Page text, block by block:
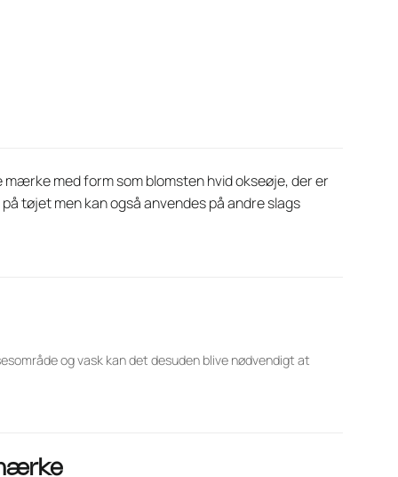
med form som blomsten hvid okseøje, der er
tøjet men kan også anvendes på andre slags
og vask kan det desuden blive nødvendigt at